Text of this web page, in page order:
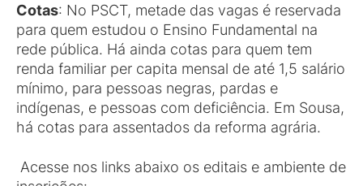
Cotas: No PSCT, metade das vagas é reservada
para quem estudou o Ensino Fundamental na
rede pública. Há ainda cotas para quem tem
renda familiar per capita mensal de até 1,5 salário
mínimo, para pessoas negras, pardas e
indígenas, e pessoas com deficiência. Em Sousa,
há cotas para assentados da reforma agrária.
Acesse nos links abaixo os editais e ambiente de